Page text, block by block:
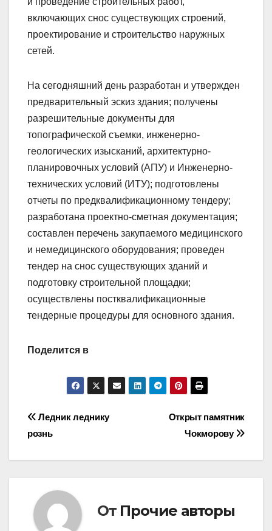
включающих снос существующих строений,
проектирование и строительство наружных
сетей.
На сегодняшний день разработан и утвержден
предварительный эскиз здания; получены
разрешительные документы для
топографической съемки, инженерно-
геологических изысканий, архитектурно-
планировочных условий (АПУ) и Инженерно-
технических условий (ИТУ); подготовлены
отчеты по предквалификационному тендеру;
разработана проектно-сметная документация;
составлен перечень закупаемого медицинского
и немедицинского оборудования; проведен
тендер на снос существующих зданий и
подготовку строительной площадки;
осуществлены пост­квалификационные
тендерные процедуры для основного здания.
Поделится в
Навигация
по
Открыт памятник
Чокморову
Ледник леднику
рознь
От Прочие авторы